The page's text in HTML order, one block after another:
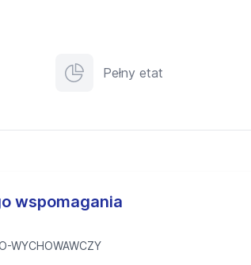
Pełny etat
wspomagania
WYCHOWAWCZY